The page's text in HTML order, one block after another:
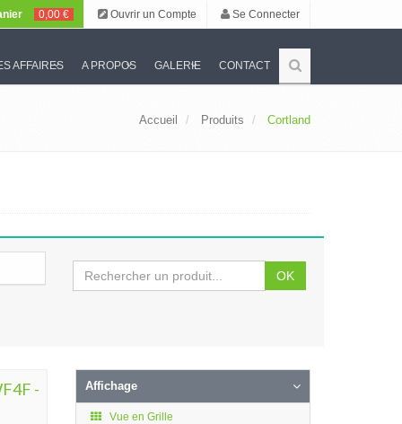
0,00 € Ouvrir un Compte Se Connecter
AFFAIRES A PROPOS GALERIE CONTACT
Accueil Produits Cortland
OK
- Affichage
Vue en Grille